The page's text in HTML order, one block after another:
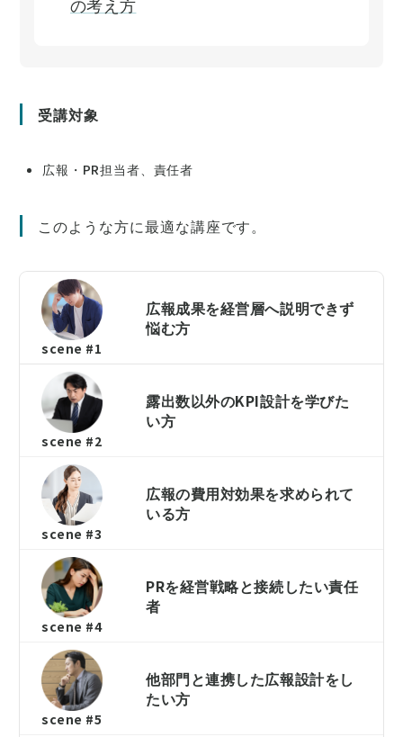
の考え方
受講対象
広報・PR担当者、責任者
このような方に最適な講座です。
scene #1
広報成果を経営層へ説明できず
悩む方
scene #2
露出数以外のKPI設計を学びた
い方
scene #3
広報の費用対効果を求められて
いる方
scene #4
PRを経営戦略と接続したい責任
者
scene #5
他部門と連携した広報設計をし
たい方